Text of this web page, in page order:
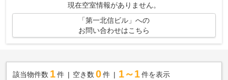
現在空室情報がありません。
「第一北信ビル」への
お問い合わせはこちら
該当物件数 1件 空き数 0 件 1～1 件を表示